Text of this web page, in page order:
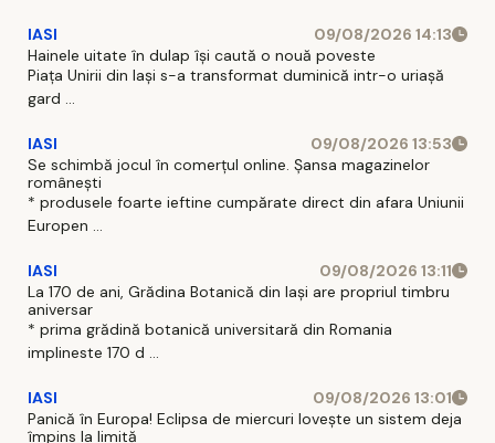
IASI
09/08/2026 14:13
Hainele uitate în dulap îşi caută o nouă poveste
Piaţa Unirii din Iaşi s-a transformat duminică intr-o uriaşă
gard ...
IASI
09/08/2026 13:53
Se schimbă jocul în comerțul online. Șansa magazinelor
românești
* produsele foarte ieftine cumpărate direct din afara Uniunii
Europen ...
IASI
09/08/2026 13:11
La 170 de ani, Grădina Botanică din Iași are propriul timbru
aniversar
* prima grădină botanică universitară din Romania
implineste 170 d ...
IASI
09/08/2026 13:01
Panică în Europa! Eclipsa de miercuri lovește un sistem deja
împins la limită